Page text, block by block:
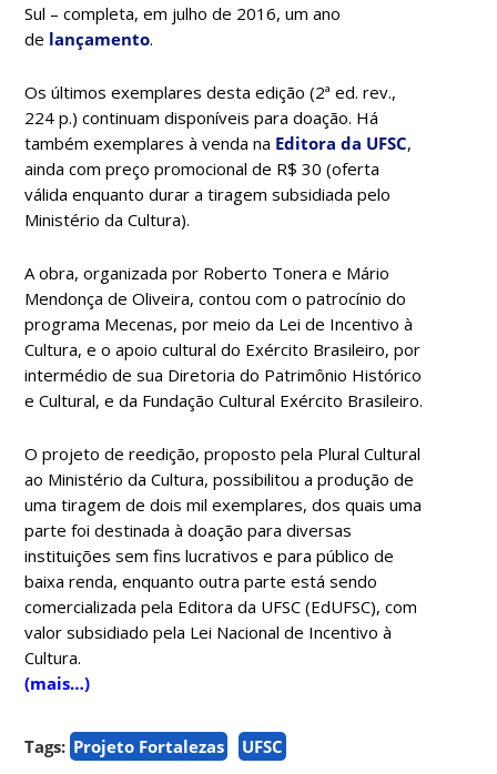
Sul – completa, em julho de 2016, um ano
de lançamento.
Os últimos exemplares desta edição (2ª ed. rev.,
224 p.)continuam disponíveis para doação. Há
também exemplares à venda na Editora da UFSC,
ainda com preço promocional de R$ 30 (oferta
válida enquanto durar a tiragem subsidiada pelo
Ministério da Cultura).
A obra, organizada por Roberto Tonera e Mário
Mendonça de Oliveira, contou com o patrocínio do
programa Mecenas, por meio da Lei de Incentivo à
Cultura, e o apoio cultural do Exército Brasileiro, por
intermédio de sua Diretoria do Patrimônio Histórico
e Cultural, e da Fundação Cultural Exército Brasileiro.
O projeto de reedição, proposto pela Plural Cultural
ao Ministério da Cultura, possibilitou a produção de
uma tiragem de dois mil exemplares, dos quais uma
parte foi destinada à doação para diversas
instituições sem fins lucrativos e para público de
baixa renda, enquanto outra parte está sendo
comercializada pela Editora da UFSC (EdUFSC), com
valor subsidiado pela Lei Nacional de Incentivo à
Cultura.
(mais…)
Tags: Projeto Fortalezas UFSC